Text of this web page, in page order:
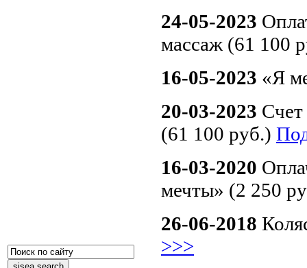
24-05-2023
массаж (61 100
16-05-2023 «Я
20-03-2023
(61 100 руб.)
16-03-2020
мечты» (2 250
26-06-2018
>>>